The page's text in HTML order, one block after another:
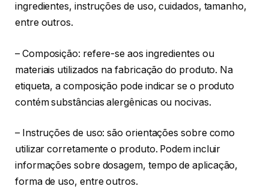
ingredientes, instruções de uso, cuidados, tamanho,
entre outros.
– Composição: refere-se aos ingredientes ou
materiais utilizados na fabricação do produto. Na
etiqueta, a composição pode indicar se o produto
contém substâncias alergênicas ou nocivas.
– Instruções de uso: são orientações sobre como
utilizar corretamente o produto. Podem incluir
informações sobre dosagem, tempo de aplicação,
forma de uso, entre outros.